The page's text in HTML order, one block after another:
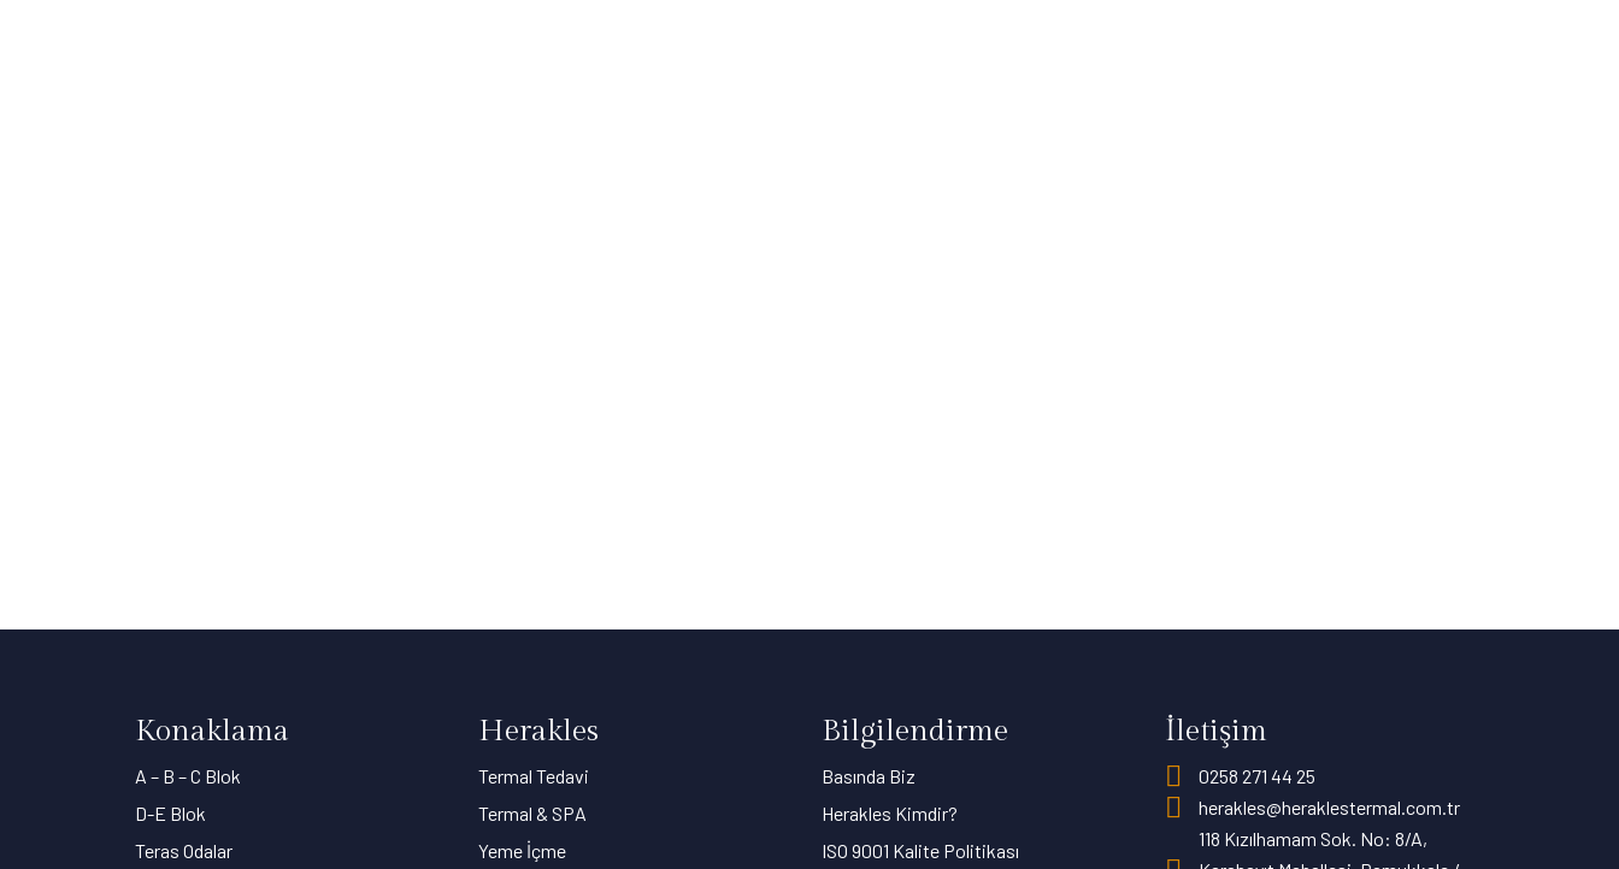
Konaklama
A – B – C Blok
D-E Blok
Teras Odalar
Herakles
Termal Tedavi
Termal & SPA
Yeme İçme
Bilgilendirme
Basında Biz
Herakles Kimdir?
ISO 9001 Kalite Politikası
İletişim
0258 271 44 25
herakles@heraklestermal.com.tr
118 Kızılhamam Sok. No: 8/A,